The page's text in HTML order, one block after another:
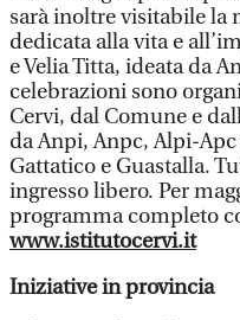
sarà inoltre visitabile la
dedicata alla vita e
e Velia Titta, ideata da
celebrazioni sono
Cervi, dal Comune e
da Anpi, Anpc, Alpi-
Gattatico e Guastalla.
ingresso libero. Per
programma completo
www.istitutocervi.it
Iniziative in provincia